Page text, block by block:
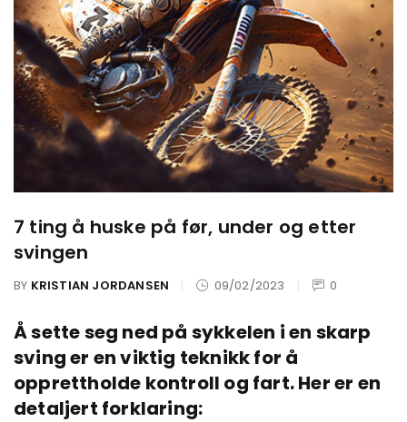
7 ting å huske på før, under og etter
svingen
BY KRISTIAN JORDANSEN 09/02/2023 0
Å sette seg ned på sykkelen i en skarp
sving er en viktig teknikk for å
opprettholde kontroll og fart. Her er en
detaljert forklaring: